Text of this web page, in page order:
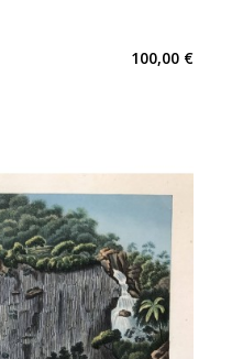
100,00 €